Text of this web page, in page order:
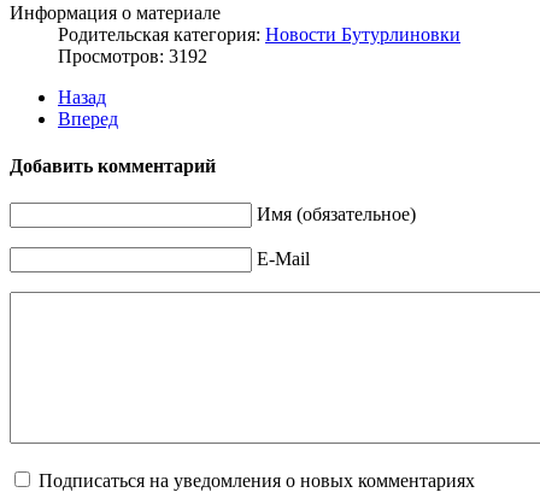
Информация о материале
Родительская категория: Новости Бутурлиновки
Просмотров: 3192
Назад
Вперед
Добавить комментарий
Имя (обязательное)
E-Mail
Подписаться на уведомления о новых комментариях